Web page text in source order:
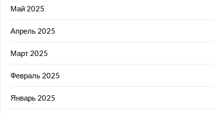
Май 2025
Апрель 2025
Март 2025
Февраль 2025
Январь 2025